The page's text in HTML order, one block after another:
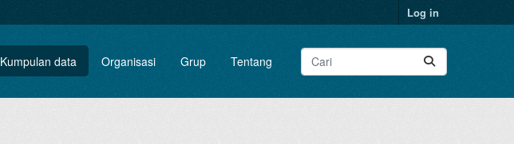
Log in
Kumpulan data Organisasi Grup Tentang